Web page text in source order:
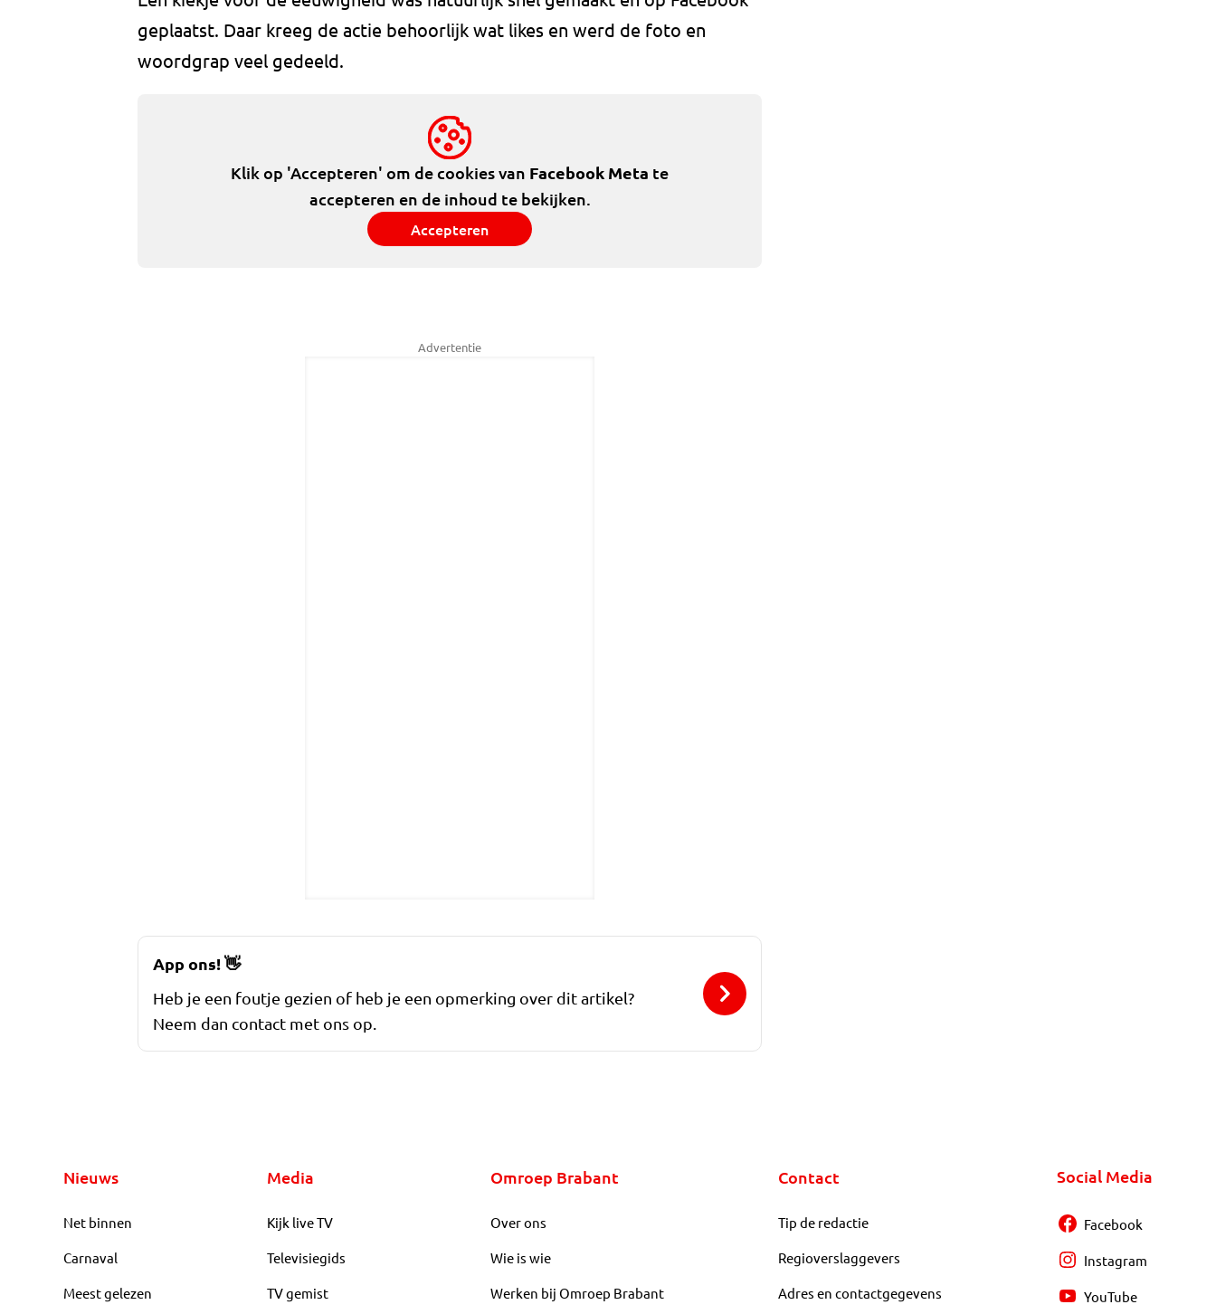
geplaatst. Daar kreeg de actie behoorlijk wat likes en werd de foto en
woordgrap veel gedeeld.
Klik op 'Accepteren' om de cookies van Facebook Meta te
accepteren en de inhoud te bekijken.
Accepteren
Advertentie
App ons!👋
Heb je een foutje gezien of heb je een opmerking over dit artikel?
Neem dan contact met ons op.
Nieuws
Net binnen
Carnaval
Meest gelezen
Media
Kijk live TV
Televisiegids
TV gemist
Omroep Brabant
Over ons
Wie is wie
Werken bij Omroep Brabant
Contact
Tip de redactie
Regioverslaggevers
Adres en contactgegevens
Social Media
Facebook
Instagram
YouTube